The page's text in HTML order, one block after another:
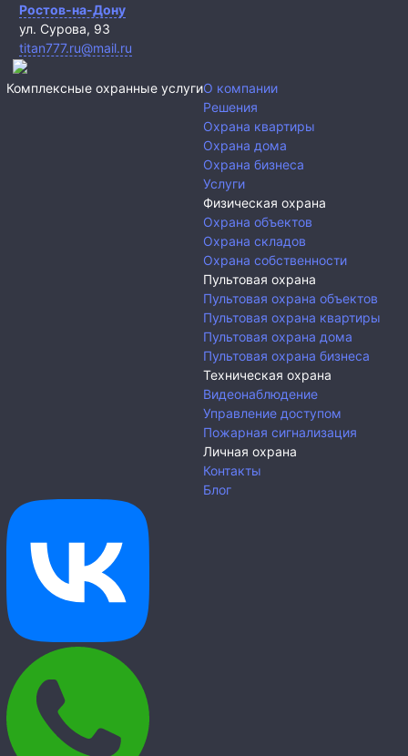
Ростов-на-Дону
ул. Сурова, 93
titan777.ru@mail.ru
Комплексные охранные услугиО компании
Решения
Охрана квартиры
Охрана дома
Охрана бизнеса
Услуги
Физическая охрана
Охрана объектов
Охрана складов
Охрана собственности
Пультовая охрана
Пультовая охрана объектов
Пультовая охрана квартиры
Пультовая охрана дома
Пультовая охрана бизнеса
Техническая охрана
Видеонаблюдение
Управление доступом
Пожарная сигнализация
Личная охрана
Контакты
Блог